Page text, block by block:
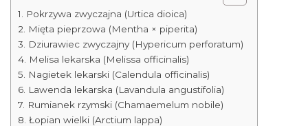
1. Pokrzywa zwyczajna (Urtica dioica)
2. Mięta pieprzowa (Mentha × piperita)
3. Dziurawiec zwyczajny (Hypericum perforatum)
4. Melisa lekarska (Melissa officinalis)
5. Nagietek lekarski (Calendula officinalis)
6. Lawenda lekarska (Lavandula angustifolia)
7. Rumianek rzymski (Chamaemelum nobile)
8. Łopian wielki (Arctium lappa)